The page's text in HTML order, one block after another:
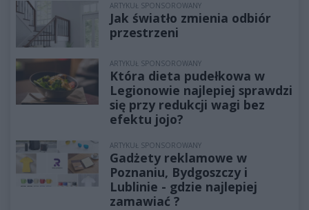
ARTYKUŁ SPONSOROWANY
Jak światło zmienia odbiór
przestrzeni
ARTYKUŁ SPONSOROWANY
Która dieta pudełkowa w
Legionowie najlepiej sprawdzi
się przy redukcji wagi bez
efektu jojo?
ARTYKUŁ SPONSOROWANY
Gadżety reklamowe w
Poznaniu, Bydgoszczy i
Lublinie - gdzie najlepiej
zamawiać ?